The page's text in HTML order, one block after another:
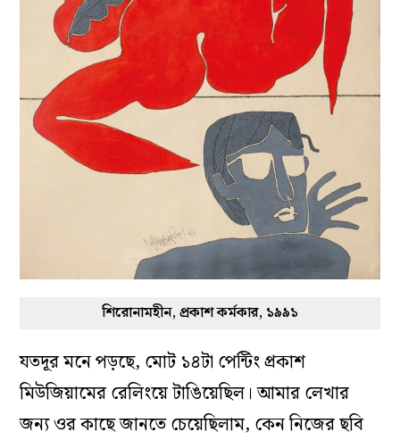
শিরোনামহীন, প্রকাশ কর্মকার, ১৯৯১
যতদূর মনে পড়ছে, মোট ১৪টা পেন্টিং প্রকাশ
মিউজিয়ামের রেলিংয়ে টাঙিয়েছিল। আমার লেখার
জন্য ওর কাছে জানতে চেয়েছিলাম, কেন নিজের ছবি